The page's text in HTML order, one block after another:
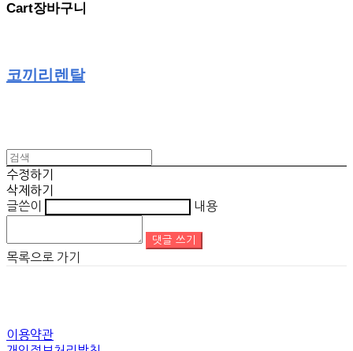
Cart장바구니
코끼리렌탈
수정하기
삭제하기
글쓴이
내용
댓글 쓰기
목록으로 가기
이용약관